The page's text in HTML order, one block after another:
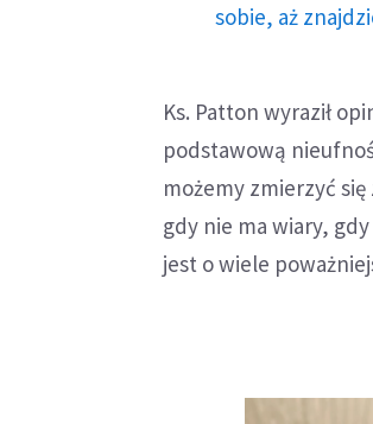
sobie, aż
Ks. Patton wyraził
podstawową
możemy zmierzyć
gdy nie ma wiary,
jest o wiele